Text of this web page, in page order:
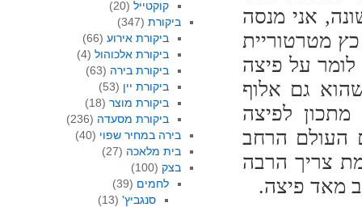
אני מנסה
מטרטוריית
לומר על פיצה
גם אלוף
על פיתוח מתכון לפיצה
העולם הרחב
צריך הרבה
מאד פיצה.
קוקטייל (20)
ביקורת(347)
ביקורת אירוע (66)
ביקורת אלכוהול (4)
ביקורת בירה (63)
ביקורת יין (53)
ביקורת מוצר (18)
ביקורת מסעדה (236)
בירה במחיר שפוי (40)
בית מלאכה (27)
בצק(100)
לחמים (39)
סנגביץ'(13)